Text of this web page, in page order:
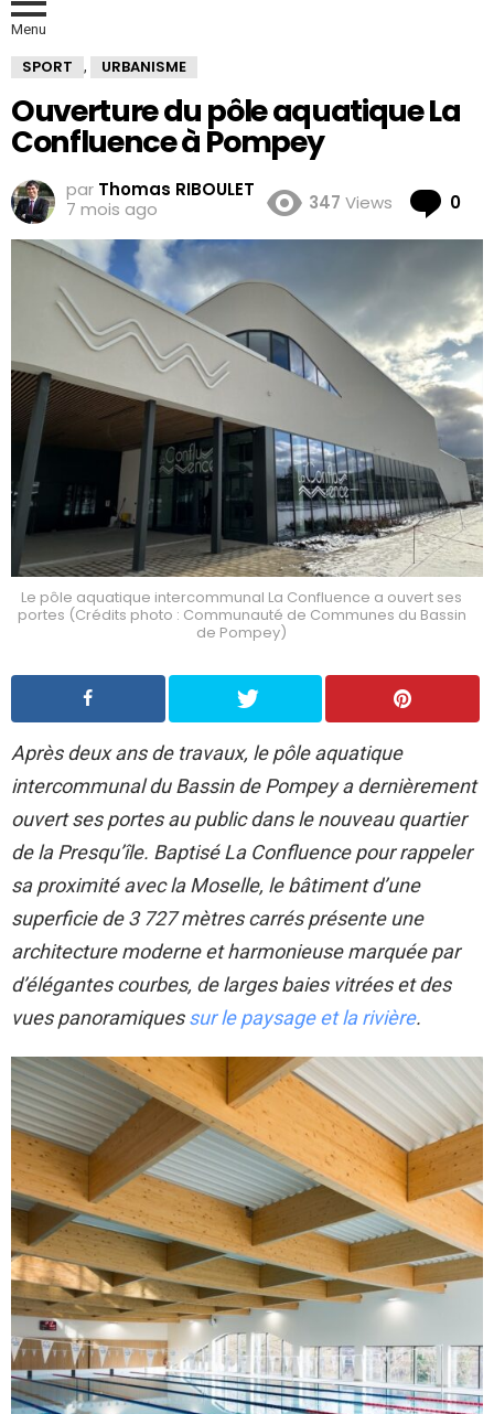
Menu
SPORT , URBANISME
Ouverture du pôle aquatique La
Confluence à Pompey
par Thomas RIBOULET
7 mois ago
347 Views 0
Le pôle aquatique intercommunal La Confluence a ouvert ses
portes (Crédits photo : Communauté de Communes du Bassin
de Pompey)
Après deux ans de travaux, le pôle aquatique
intercommunal du Bassin de Pompey a dernièrement
ouvert ses portes au public dans le nouveau quartier
de la Presqu’île. Baptisé La Confluence pour rappeler
sa proximité avec la Moselle, le bâtiment d’une
superficie de 3 727 mètres carrés présente une
architecture moderne et harmonieuse marquée par
d’élégantes courbes, de larges baies vitrées et des
vues panoramiquessur le paysage et la rivière.